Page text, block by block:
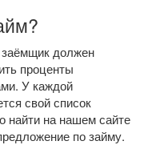
заёмщик должен
проценты
У каждой
свой список
найти на нашем сайте
по займу.